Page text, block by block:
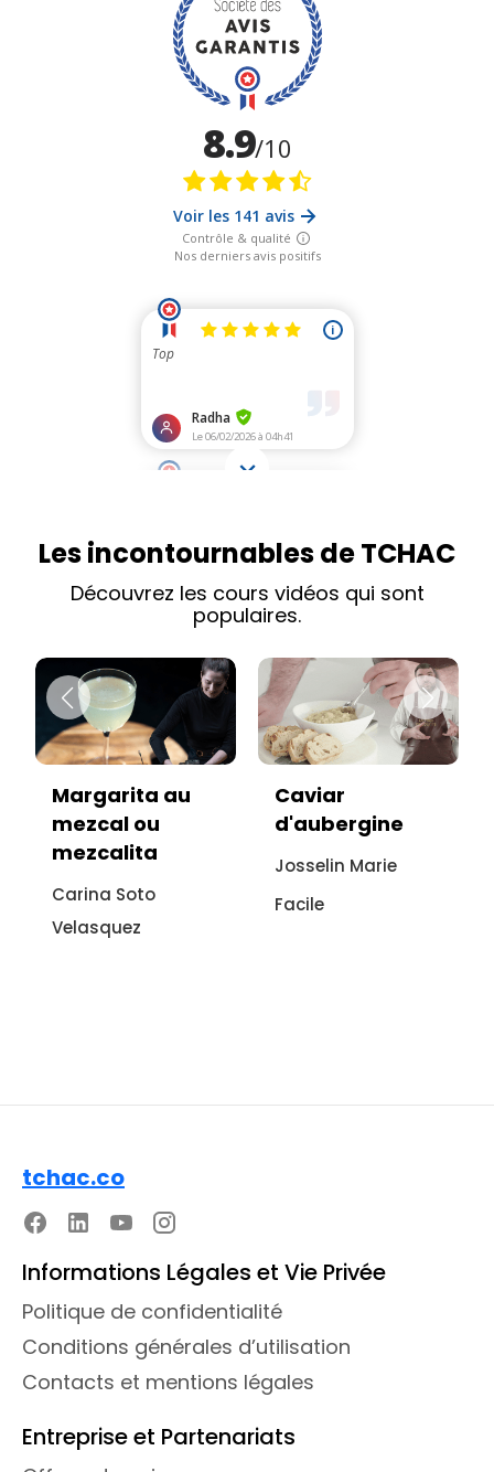
Les incontournables de TCHAC
Découvrez les cours vidéos qui sont
populaires.
Caviar
d'aubergine
Josselin Marie
Facile
Vitello tonnato
sans viande :
recette
italienne à
l'aubergine
tchac.co
Informations Légales et Vie Privée
Politique de confidentialité
Conditions générales d’utilisation
Contacts et mentions légales
Entreprise et Partenariats